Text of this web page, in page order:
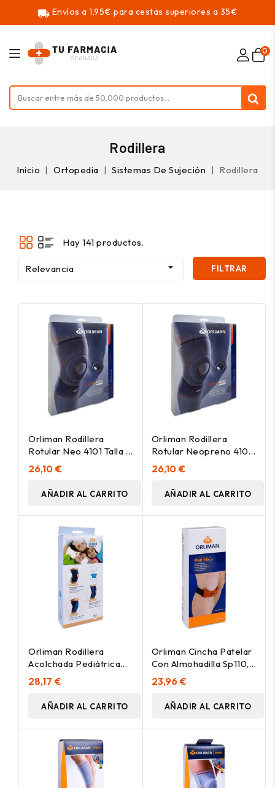
local_shipping Envíos a 1,95€ para cestas superiores a 35€
0
Rodillera
Inicio Ortopedia Sistemas De Sujeción Rodillera
Hay 141 productos.
Relevancia  FILTRAR
Orliman Rodillera
Rotular Neo 4101 Talla 4
38-41, 1 Unidad
26,10 €
AÑADIR AL CARRITO
Orliman Rodillera
Rotular Neopreno 4101
Talla 3 36-38, 1 Unidad
26,10 €
AÑADIR AL CARRITO
Orliman Rodillera
Acolchada Pediátrica
Op1183 Talla 1 20-28, 1
Unidad
28,17 €
AÑADIR AL CARRITO
Orliman Cincha Patelar
Con Almohadilla Sp110, 1
Unidad
23,96 €
AÑADIR AL CARRITO